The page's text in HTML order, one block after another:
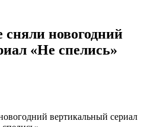
новогодний
«Не спелись»